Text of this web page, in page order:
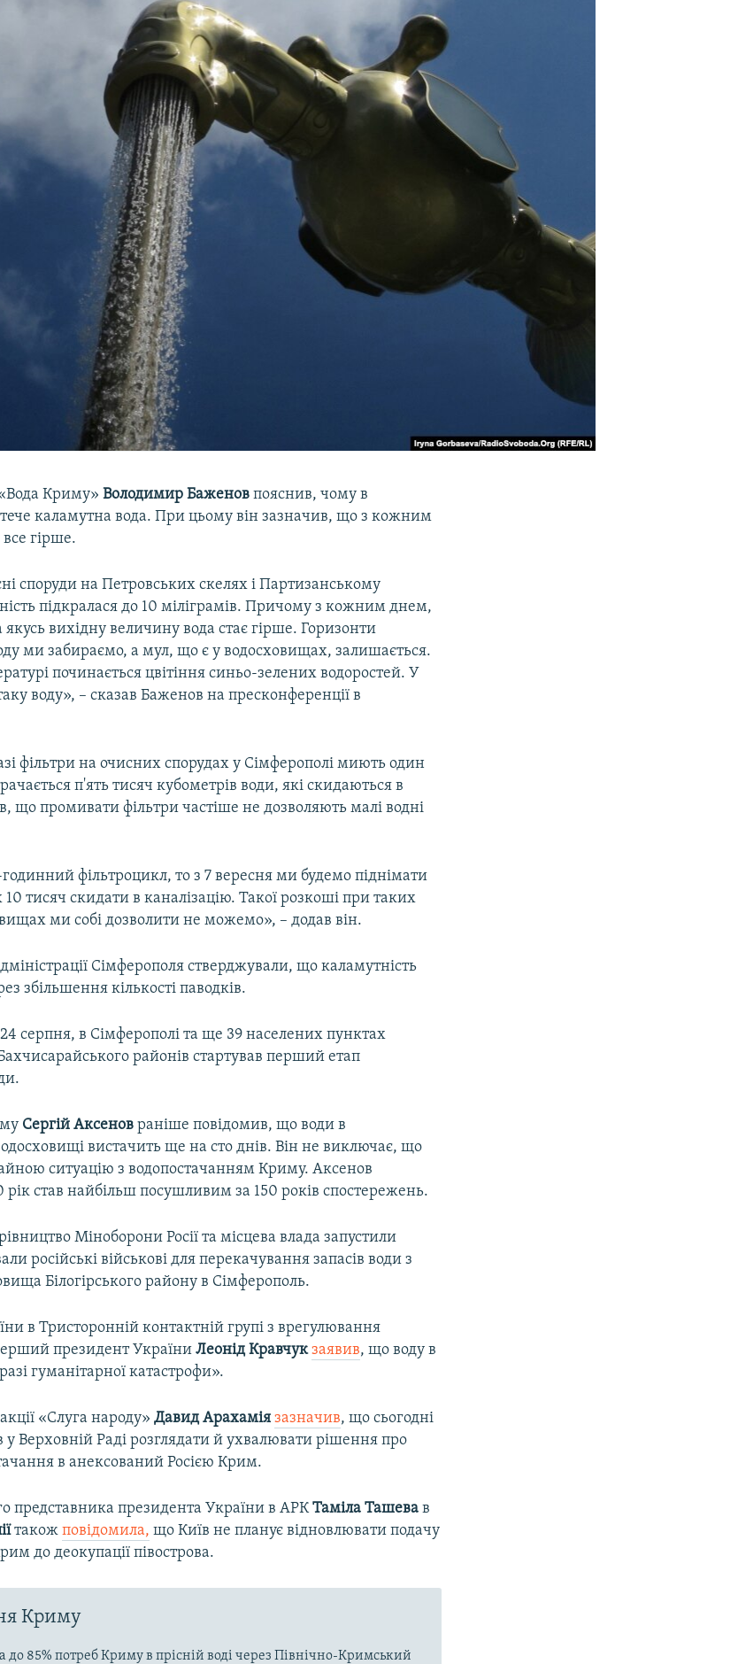
«Вода Криму»Володимир Баженов пояснив, чому в
тече каламутна вода. При цьому він зазначив, що з кожним
гірше.
споруди на Петровських скелях і Партизанському
підкралася до 10 міліграмів. Причому з кожним днем,
вихідну величину вода стає гірше. Горизонти
ми забираємо, а мул, що є у водосховищах, залишається.
починається цвітіння синьо-зелених водоростей. У
воду», – сказав Баженов на пресконференції в
фільтри на очисних спорудах у Сімферополі миють один
п'ять тисяч кубометрів води, які скидаються в
що промивати фільтри частіше не дозволяють малі водні
фільтроцикл, то з 7 вересня ми будемо піднімати
10 тисяч скидати в каналізацію. Такої розкоші при таких
ми собі дозволити не можемо», – додав він.
Сімферополя стверджували, що каламутність
збільшення кількості паводків.
24 серпня, в Сімферополі та ще 39 населених пунктах
районів стартував перший етап
Сергій Аксенов раніше повідомив, що води в
вистачить ще на сто днів. Він не виключає, що
ситуацію з водопостачанням Криму. Аксенов
став найбільш посушливим за 150 років спостережень.
Міноборони Росії та місцева влада запустили
російські військові для перекачування запасів води з
Білогірського району в Сімферополь.
в Тристоронній контактній групі з врегулювання
президент УкраїниЛеонід Кравчук заявив, що воду в
гуманітарної катастрофи».
«Слуга народу»Давид Арахамія зазначив, що сьогодні
Верховній Раді розглядати й ухвалювати рішення про
в анексований Росією Крим.
представника президента України в АРКТаміла Ташева в
такожповідомила, що Київ не планує відновлювати подачу
до деокупації півострова.
Криму
до 85% потреб Криму в прісній воді через Північно-Кримський